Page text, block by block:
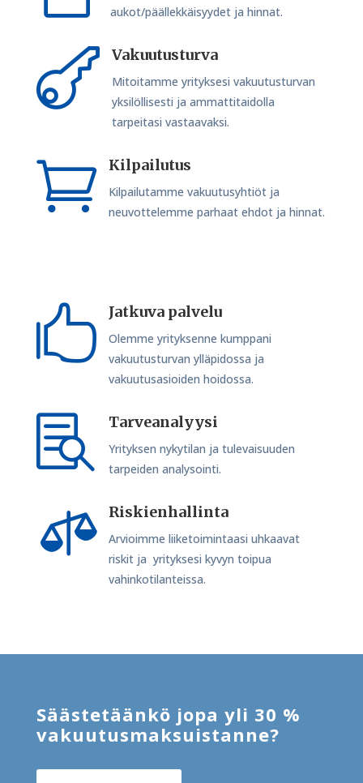
aukot/päällekkäisyydet ja hinnat.
 Vakuutusturva
Mitoitamme yrityksesi vakuutusturvan
yksilöllisesti ja ammattitaidolla
tarpeitasi vastaavaksi.
 Kilpailutus
Kilpailutamme vakuutusyhtiöt ja
neuvottelemme parhaat ehdot ja hinnat.
 Jatkuva palvelu
Olemme yrityksenne kumppani
vakuutusturvan ylläpidossa ja
vakuutusasioiden hoidossa.
 Tarveanalyysi
Yrityksen nykytilan ja tulevaisuuden
tarpeiden analysointi.
 Riskienhallinta
Arvioimme liiketoimintaasi uhkaavat
riskit ja yrityksesi kyvyn toipua
vahinkotilanteissa.
Säästetäänkö jopa yli 30 %
vakuutusmaksuistanne?